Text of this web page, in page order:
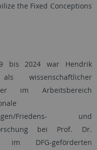
the Fixed Conceptions
bis 2024 war Hendrik
wissenschaftlicher
im Arbeitsbereich
Friedens- und
bei Prof. Dr.
DFG-geförderten